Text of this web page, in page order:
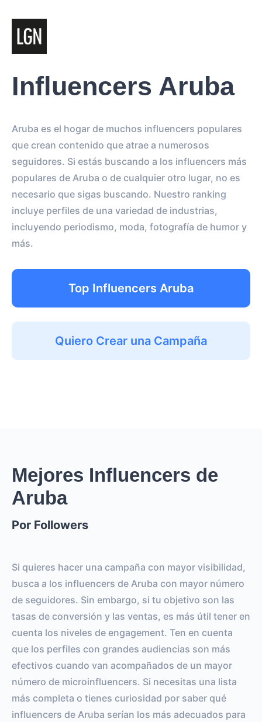
Influencers Aruba
Aruba es el hogar de muchos influencers populares
que crean contenido que atrae a numerosos
seguidores. Si estás buscando a los influencers más
populares de Aruba o de cualquier otro lugar, no es
necesario que sigas buscando. Nuestro ranking
incluye perfiles de una variedad de industrias,
incluyendo periodismo, moda, fotografía de humor y
más.
Top Influencers Aruba
Quiero Crear una Campaña
Mejores Influencers de
Aruba
Por Followers
Si quieres hacer una campaña con mayor visibilidad,
busca a los influencers de Aruba con mayor número
de seguidores. Sin embargo, si tu objetivo son las
tasas de conversión y las ventas, es más útil tener en
cuenta los niveles de engagement. Ten en cuenta
que los perfiles con grandes audiencias son más
efectivos cuando van acompañados de un mayor
número de microinfluencers. Si necesitas una lista
más completa o tienes curiosidad por saber qué
influencers de Aruba serían los más adecuados para